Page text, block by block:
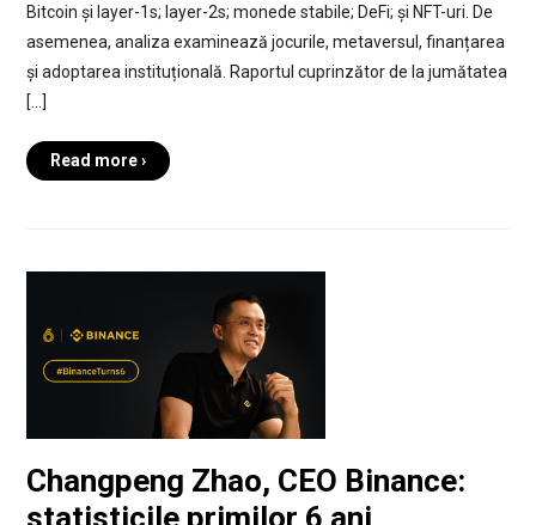
Bitcoin și layer-1s; layer-2s; monede stabile; DeFi; și NFT-uri. De
asemenea, analiza examinează jocurile, metaversul, finanțarea
și adoptarea instituțională. Raportul cuprinzător de la jumătatea
[…]
Read more ›
Changpeng Zhao, CEO Binance: